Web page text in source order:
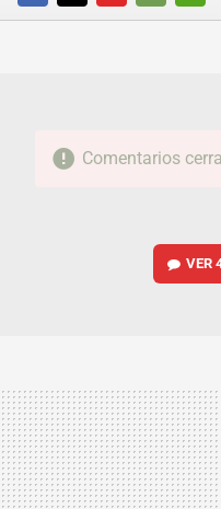
FACEBOOKTWITTERFLIPBOARD
E-
Comentarios
VER